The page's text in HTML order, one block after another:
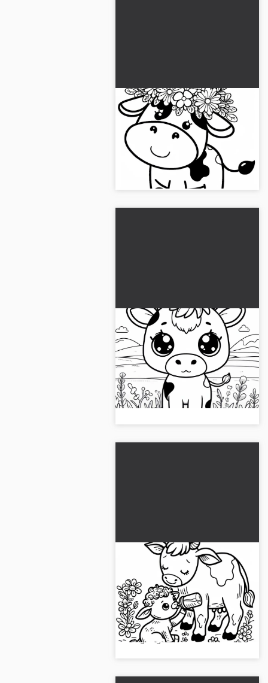
Dibujo para colorear de
una vaca: fácil y gratuito
para descargar
¡Consigue nuestra imagen para
colorear gratis de una vaca!
Descárgala o coloréala en línea....
Vaca en el campo:
Plantilla de dibujo simple
(Gratis)
Descarga gratis la plantilla para
colorear de una vaca en el prado
y píntala. ¡Descárgala ahora y sé
creativo!...
El ternerito bebe leche:
Plantilla de dibujo
sencilla (Gratis)
Descubre la hermosa plantilla
para colorear de un ternerito
bebiendo leche. ¡Descarga la
imagen gratis!...